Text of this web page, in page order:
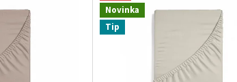
Novinka
Tip